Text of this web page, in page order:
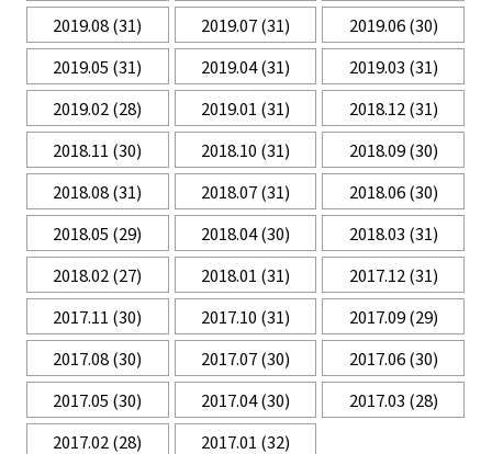
2019.08(31) 2019.07(31) 2019.06(30)
2019.05 (31) 2019.04(31) 2019.03 (31)
2019.02(28) 2019.01 (31) 2018.12(31)
2018.11 (30) 2018.10 (31) 2018.09(30)
2018.08(31) 2018.07(31) 2018.06(30)
2018.05 (29) 2018.04(30) 2018.03 (31)
2018.02(27) 2018.01 (31) 2017.12(31)
2017.11 (30) 2017.10 (31) 2017.09(29)
2017.08(30) 2017.07(30) 2017.06(30)
2017.05 (30) 2017.04(30) 2017.03 (28)
2017.02(28) 2017.01 (32)